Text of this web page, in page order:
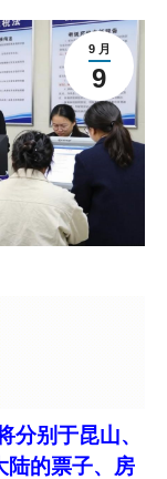
9 月
9
分别于昆山、
陆的票子、房